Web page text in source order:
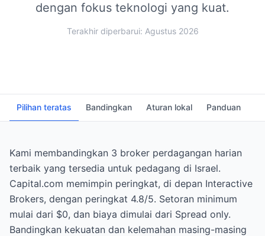
dengan fokus teknologi yang kuat.
Terakhir diperbarui: Agustus 2026
Pilihan teratas Bandingkan Aturan lokal Panduan
Kami membandingkan 3 broker perdagangan harian
terbaik yang tersedia untuk pedagang di Israel.
Capital.com memimpin peringkat, di depan Interactive
Brokers, dengan peringkat 4.8/5. Setoran minimum
mulai dari $0, dan biaya dimulai dari Spread only.
Bandingkan kekuatan dan kelemahan masing-masing